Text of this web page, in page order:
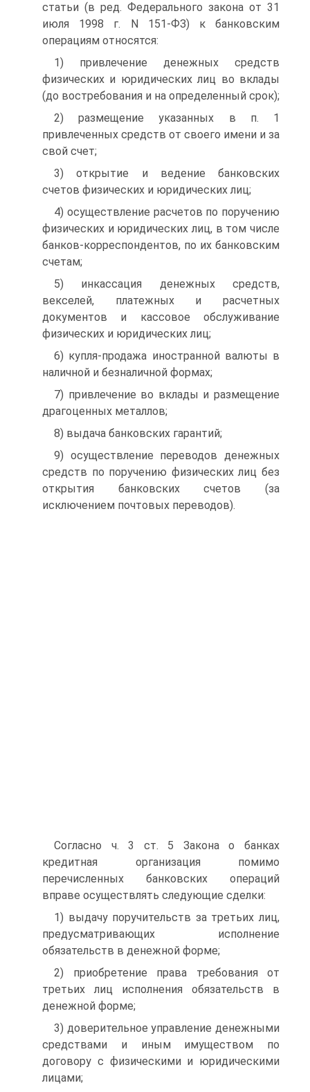
статьи (в ред. Федерального закона от 31
июля 1998 г. N 151-ФЗ) к банковским
операциям относятся:
1) привлечение денежных средств
физических и юридических лиц во вклады
(до востребования и на определенный срок);
2) размещение указанных в п. 1
привлеченных средств от своего имени и за
свой счет;
3) открытие и ведение банковских
счетов физических и юридических лиц;
4) осуществление расчетов по поручению
физических и юридических лиц, в том числе
банков-корреспондентов, по их банковским
счетам;
5) инкассация денежных средств,
векселей, платежных и расчетных
документов и кассовое обслуживание
физических и юридических лиц;
6) купля-продажа иностранной валюты в
наличной и безналичной формах;
7) привлечение во вклады и размещение
драгоценных металлов;
8) выдача банковских гарантий;
9) осуществление переводов денежных
средств по поручению физических лиц без
открытия банковских счетов (за
исключением почтовых переводов).
Согласно ч. 3 ст. 5 Закона о банках
кредитная организация помимо
перечисленных банковских операций
вправе осуществлять следующие сделки:
1) выдачу поручительств за третьих лиц,
предусматривающих исполнение
обязательств в денежной форме;
2) приобретение права требования от
третьих лиц исполнения обязательств в
денежной форме;
3) доверительное управление денежными
средствами и иным имуществом по
договору с физическими и юридическими
лицами;